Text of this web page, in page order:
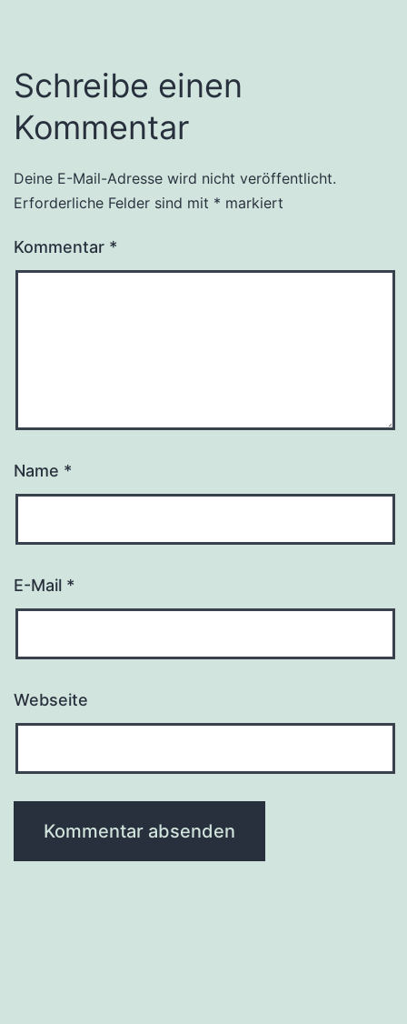
Schreibe einen
Kommentar
Deine E-Mail-Adresse wird nicht veröffentlicht.
Erforderliche Felder sind mit * markiert
Kommentar *
Name *
E-Mail *
Webseite